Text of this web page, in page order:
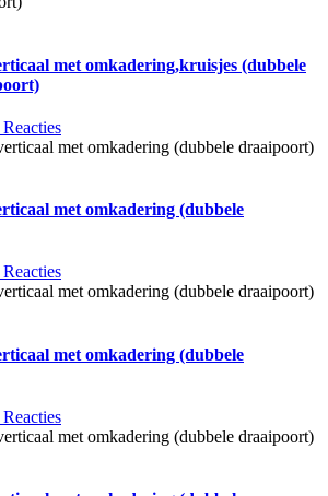
met omkadering,kruisjes (dubbele
met omkadering (dubbele
met omkadering (dubbele